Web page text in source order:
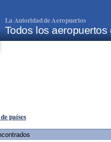
La Autoridad de Aeropuertos
Todos los
países